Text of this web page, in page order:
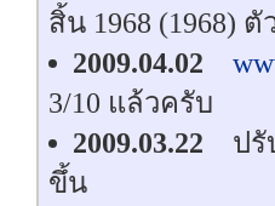
สิ้น 1968 (1968) ตั
2009.04.02
3/10 แล้วครับ
2009.03.22 ปรั
ขึ้น